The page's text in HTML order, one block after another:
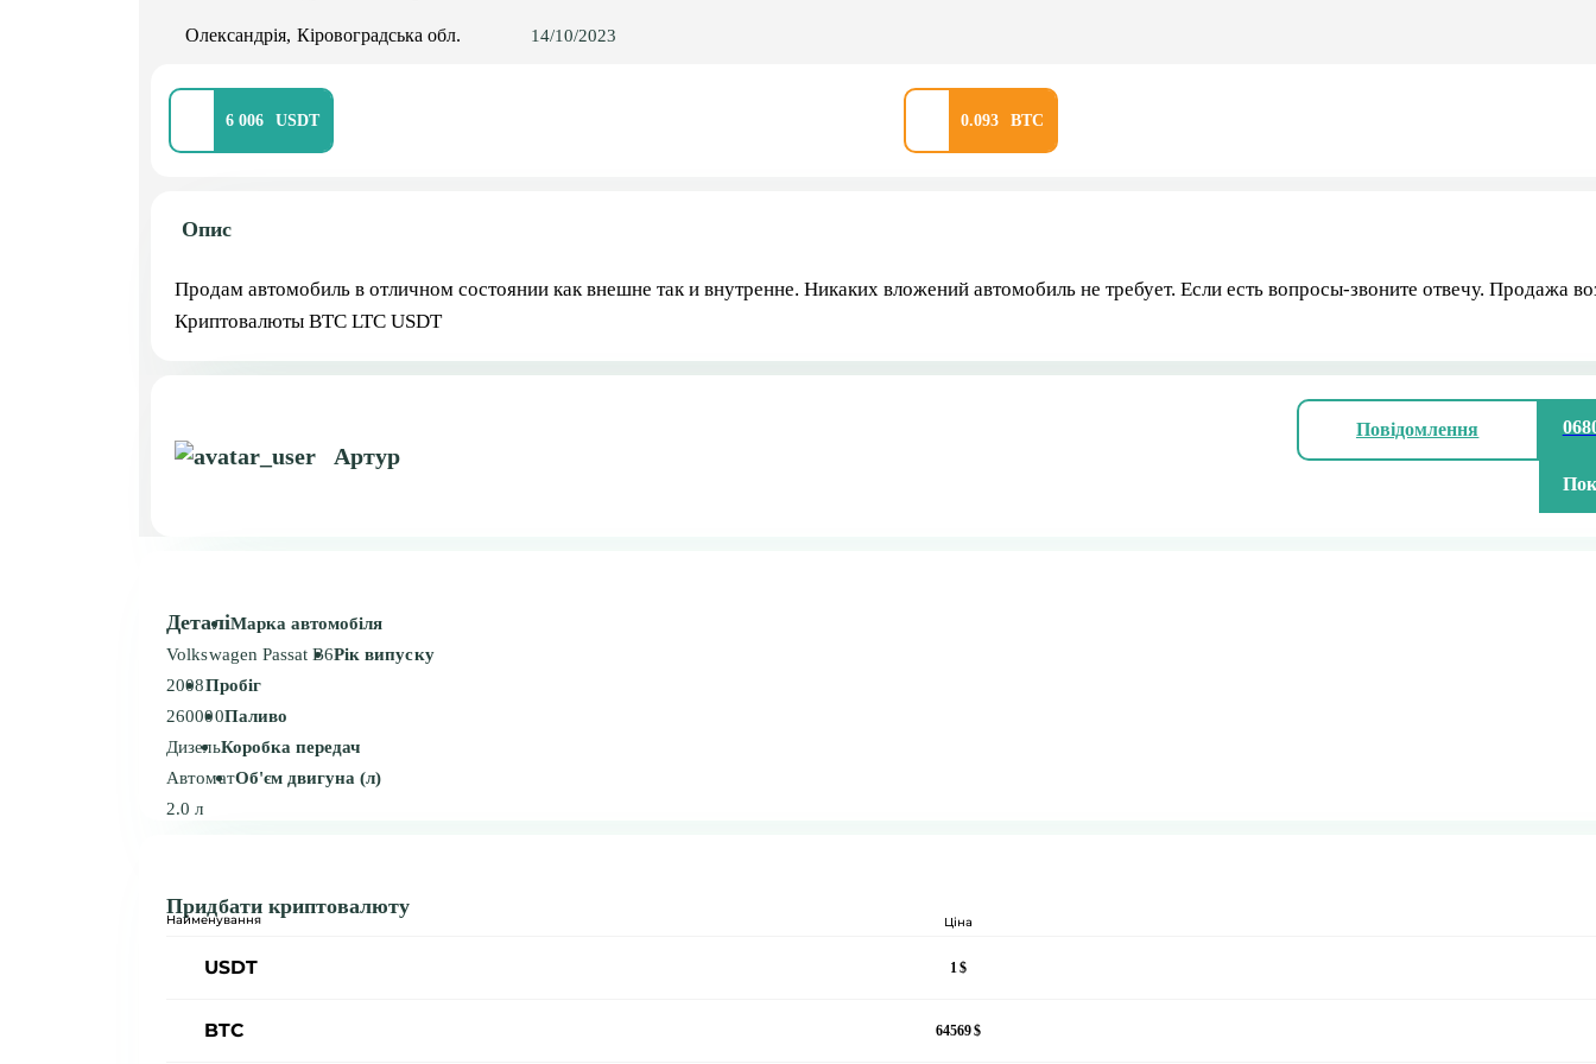
Олександрія Кіровоградська обл. 14/10/2023
6 006 0.093
Опис
Продам автомобиль в отличном состоянии как внешне так и внутренне. Никаких вложений автомобиль не требует. Если есть вопросы-звоните отвечу. Продажа
Криптовалюты BTC LTC USDT
Артур
Повідомлення
ДеталіМарка автомобіля
Volkswagen Passat B6Рік випуску
2008Пробіг
260000Паливо
ДизельКоробка передач
АвтоматОб'єм двигуна (л)
2.0 л
Придбати криптовалюту
Найменування Ціна
USDT 1
BTC 64569